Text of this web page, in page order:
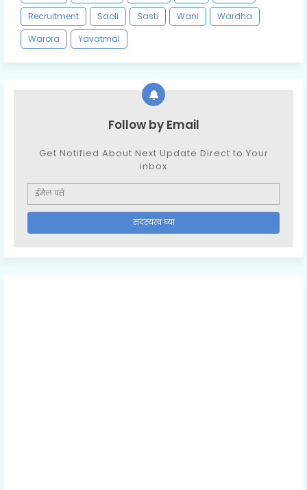
Recruitment
Saoli Sasti Wani
Wardha
Warora
Yavatmal
Follow by Email
Get Notified About Next Update Direct to Your
inbox